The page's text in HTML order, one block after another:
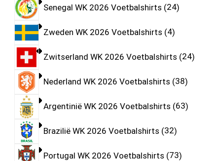
Senegal WK 2026 Voetbalshirts 24
Zweden WK 2026 Voetbalshirts 4
Zwitserland WK 2026 Voetbalshirts 24
Nederland WK 2026 Voetbalshirts 38
Argentinië WK 2026 Voetbalshirts 63
Brazilië WK 2026 Voetbalshirts 32
Portugal WK 2026 Voetbalshirts 73